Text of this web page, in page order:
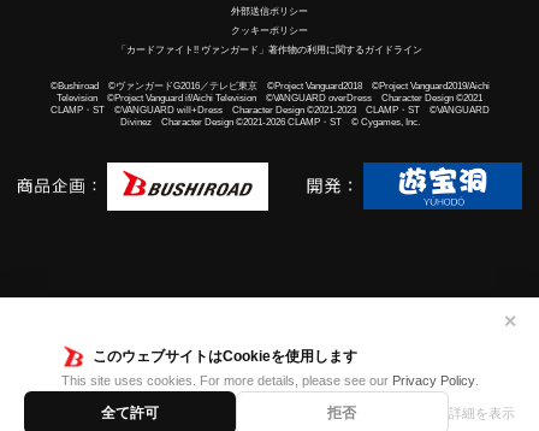
このウェブサイトはCookieを使用します
This site uses cookies. For more details, please see our Privacy Policy.
全て許可 拒否 詳細を表示
✕
外部送信ポリシー
クッキーポリシー
「カードファイト!! ヴァンガード」著作物の利用に関するガイドライン
©Bushiroad ©ヴァンガードG2016／テレビ東京 ©Project Vanguard2018 ©Project Vanguard2019/Aichi
Television ©Project Vanguard if/Aichi Television ©VANGUARD overDress Character Design ©2021
CLAMP・ST ©VANGUARD will+Dress Character Design ©2021-2023 CLAMP・ST ©VANGUARD
Divinez Character Design ©2021-2026 CLAMP・ST © Cygames, Inc.